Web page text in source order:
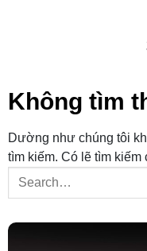
Không tìm
Dường như chúng tôi
tìm kiếm. Có lẽ tìm kiếm